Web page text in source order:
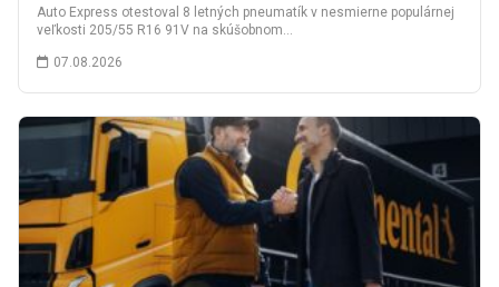
Auto Express otestoval 8 letných pneumatík v nesmierne populárnej
veľkosti 205/55 R16 91V na skúšobnom…
07.08.2026